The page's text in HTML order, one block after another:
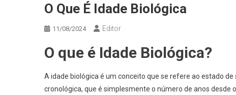
O Que É Idade Biológica
11/08/2024 Editor
O que é Idade Biológica?
A idade biológica é um conceito que se refere ao estado
cronológica, que é simplesmente o número de anos desde